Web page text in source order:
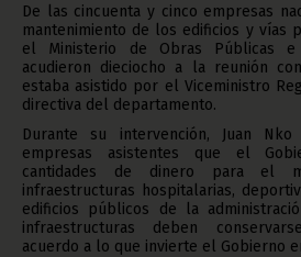
De las cincuenta y cinco empresas
mantenimiento de los edificios y vías
el Ministerio de Obras Públicas e
acudieron dieciocho a la reunión
estaba asistido por el Viceministro
directiva del departamento.
Durante su intervención, Juan
empresas asistentes que el
cantidades de dinero para el
infraestructuras hospitalarias,
edificios públicos de la
infraestructuras deben
acuerdo a lo que invierte el Gobierno